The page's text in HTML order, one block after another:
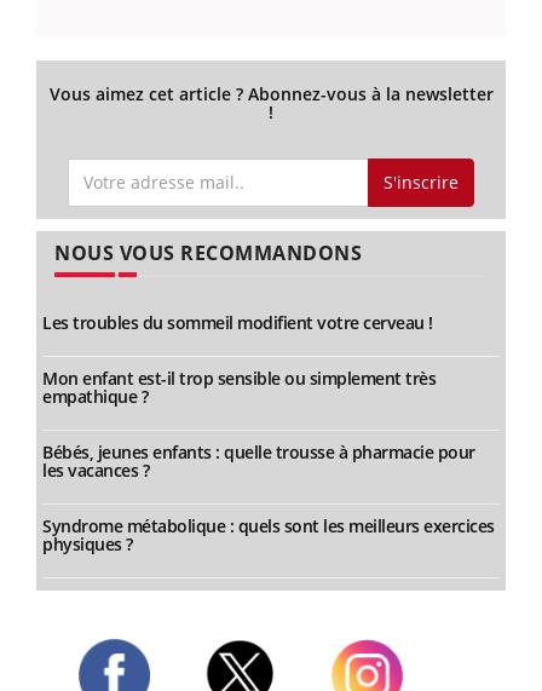
Vous aimez cet article ? Abonnez-vous à la newsletter
!
S'inscrire
NOUS VOUS RECOMMANDONS
Les troubles du sommeil modifient votre cerveau !
Mon enfant est-il trop sensible ou simplement très
empathique ?
Bébés, jeunes enfants : quelle trousse à pharmacie pour
les vacances ?
Syndrome métabolique : quels sont les meilleurs exercices
physiques ?